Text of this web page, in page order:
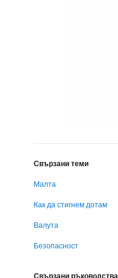
Свързани теми
Малта
Как да стигнем дотам
Валута
Безопасност
Свързани ръководства